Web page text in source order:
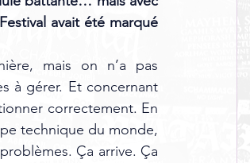
avait été marqué
mais on n’a pas
à gérer. Et concernant
correctement. En
technique du monde,
Ça arrive. Ça